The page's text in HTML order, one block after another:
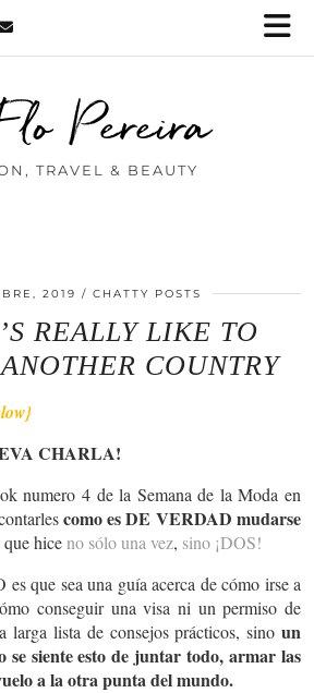
Pereira
TRAVEL & BEAUTY
2019 CHATTY POSTS
REALLY LIKE TO
COUNTRY
CHARLA!
numero 4 de la Semana de la Moda en
como es DE VERDAD mudarse
hiceno sólo una vez, sino ¡DOS!
que sea una guía acerca de cómo irse a
conseguir una visa ni un permiso de
larga lista de consejos prácticos, sino un
se siente esto de juntar todo, armar las
a la otra punta del mundo.